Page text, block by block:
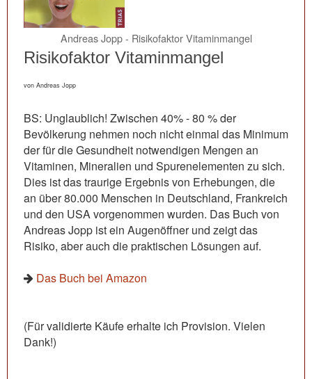
Andreas Jopp - Risikofaktor Vitaminmangel
Risikofaktor Vitaminmangel
von Andreas Jopp
BS: Unglaublich! Zwischen 40% - 80 % der
Bevölkerung nehmen noch nicht einmal das Minimum
der für die Gesundheit notwendigen Mengen an
Vitaminen, Mineralien und Spurenelementen zu sich.
Dies ist das traurige Ergebnis von Erhebungen, die
an über 80.000 Menschen in Deutschland, Frankreich
und den USA vorgenommen wurden. Das Buch von
Andreas Jopp ist ein Augenöffner und zeigt das
Risiko, aber auch die praktischen Lösungen auf.
Das Buch bei Amazon
(Für validierte Käufe erhalte ich Provision. Vielen
Dank!)